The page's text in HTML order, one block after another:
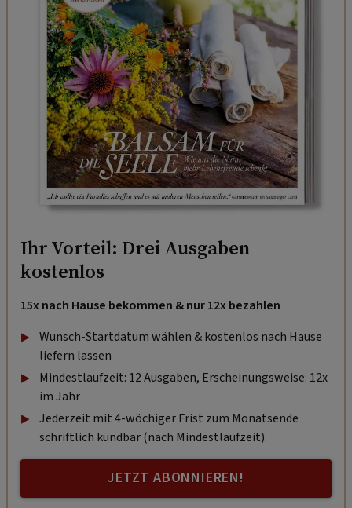
Ihr Vorteil: Drei Ausgaben
kostenlos
15x nach Hause bekommen & nur 12x bezahlen
Wunsch-Startdatum wählen & kostenlos nach Hause
liefern lassen
Mindestlaufzeit: 12 Ausgaben, Erscheinungsweise: 12x
im Jahr
Jederzeit mit 4-wöchiger Frist zum Monatsende
schriftlich kündbar (nach Mindestlaufzeit).
JETZT ABONNIEREN!